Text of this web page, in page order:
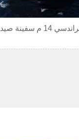
سفينة صيد غراندسي 14 م سفينة صيد